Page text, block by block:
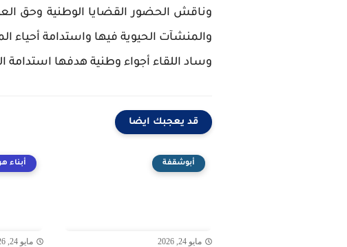
وناقش الحضور القضايا الوطنية وحق
والمنشآت الحيوية فيها واستدامة أحياء
وساد اللقاء أجواء وطنية هدفها استدامة
قد يعجبك ايضا
أبوشقفة
مايو 24, 2026
أبناء
مايو 24, 2026